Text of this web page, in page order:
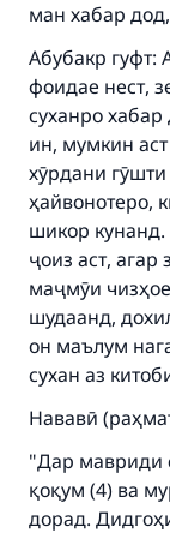
ман хабар
Абубакр гуфт:
фоидае нест,
суханро
ин, мумкин
хӯрдани
ҳайвонотеро,
шикор
ҷоиз аст,
маҷмӯи
шудаанд,
он маълум
сухан аз
Нававӣ
"Дар мавриди
қоқум (4) ва
дорад.